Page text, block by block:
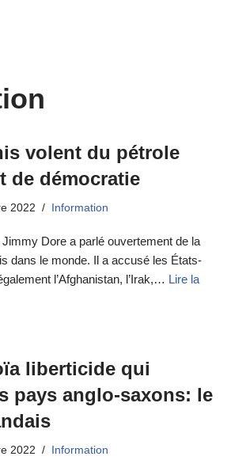
volent du pétrole
de démocratie
2022 Information
Jimmy Dore a parlé ouvertement de la
dans le monde. Il a accusé les États-
l’Afghanistan, l’Irak,… Lire la
liberticide qui
pays anglo-saxons: le
2022 Information